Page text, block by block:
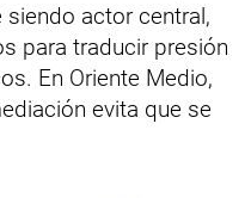
actor central,
para traducir presión
En Oriente Medio,
evita que se